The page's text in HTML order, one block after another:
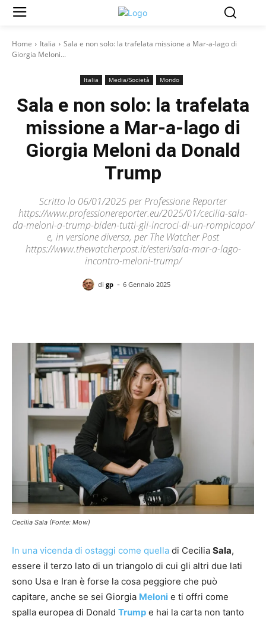
Home Italia
Sala e non solo: la trafelata missione a Mar-a-lago di
Giorgia Meloni...
Italia Media/Società Mondo
Sala e non solo: la trafelata
missione a Mar-a-lago di
Giorgia Meloni da Donald
Trump
Scritto lo 06/01/2025 per Professione Reporter
https://www.professionereporter.eu/2025/01/cecilia-sala-
da-meloni-a-trump-biden-tutti-gli-incroci-di-un-rompicapo/
e, in versione diversa, per The Watcher Post
https://www.thewatcherpost.it/esteri/sala-mar-a-lago-
incontro-meloni-trump/
di gp - 6 Gennaio 2025
Cecilia Sala (Fonte: Mow)
In una vicenda di ostaggi come quella di Cecilia Sala,
essere il terzo lato di un triangolo di cui gli altri due lati
sono Usa e Iran è forse la cosa peggiore che può
capitare, anche se sei Giorgia Meloni e ti offri come
spalla europea di Donald Trump e hai la carta non tanto